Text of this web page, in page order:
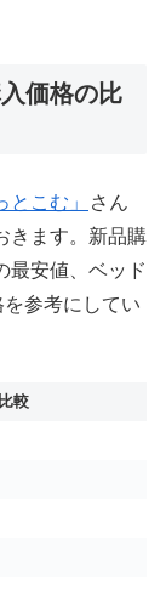
価格の比
とこむ」
さん
きます。新品購
最安値、ベッド
参考にしてい
較